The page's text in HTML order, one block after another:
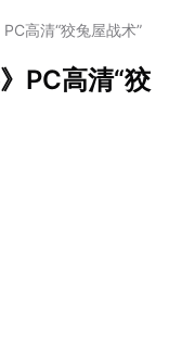
高清“狡兔屋战术”
PC高清“狡